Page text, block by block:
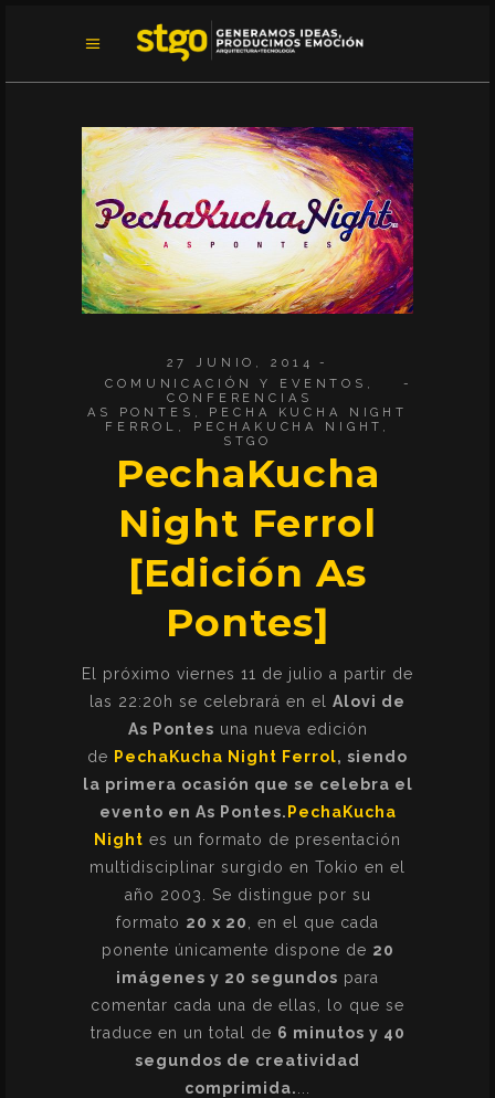
27 JUNIO, 2014
COMUNICACIÓN Y EVENTOS ,
CONFERENCIAS
AS PONTES , PECHA KUCHA NIGHT
FERROL , PECHAKUCHA NIGHT ,
STGO
PechaKucha
Night Ferrol
[Edición As
Pontes]
El próximo viernes 11 de julio a partir de
las 22:20h se celebrará en el Alovi de
As Pontes una nueva edición
de PechaKucha Night Ferrol, siendo
la primera ocasión que se celebra el
evento en As Pontes. PechaKucha
Night es un formato de presentación
multidisciplinar surgido en Tokio en el
año 2003. Se distingue por su
formato 20 x 20
, en el que cada
ponente únicamente dispone de 20
imágenes y 20 segundos para
comentar cada una de ellas, lo que se
traduce en un total de 6 minutos y 40
segundos de creatividad
comprimida.